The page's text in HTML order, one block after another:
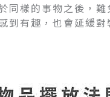
同樣的事物之後，
到有趣，也會延緩